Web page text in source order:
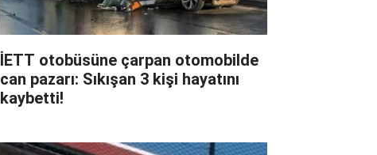
İETT otobüsüne çarpan otomobilde
can pazarı: Sıkışan 3 kişi hayatını
kaybetti!